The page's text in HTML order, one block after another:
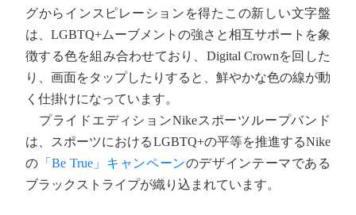
グからインスピレーションを得たこの新しい文字盤
は、LGBTQ+ムーブメントの強さと相互サポートを象
徴する色を組み合わせており、Digital Crownを回した
り、画面をタップしたりすると、鮮やかな色の線が動
く仕掛けになっています。
プライドエディションNikeスポーツループバンド
は、スポーツにおけるLGBTQ+の平等を推進するNike
の 「Be True」キャンペーンのデザインテーマである
ブラックストライプが織り込まれています。